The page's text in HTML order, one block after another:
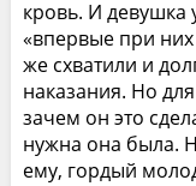
кровь. И девушка
«впервые при них
же схватили и
наказания. Но
зачем он это
нужна она была.
ему, гордый